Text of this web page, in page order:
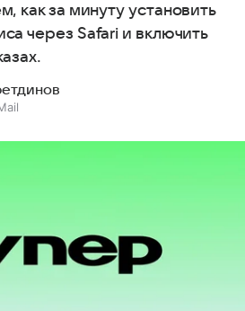
как за минуту установить
через Safari и включить